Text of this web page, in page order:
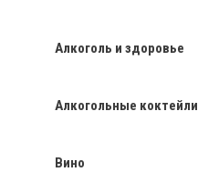
Алкоголь и здоровье
Алкогольные коктейли
Вино